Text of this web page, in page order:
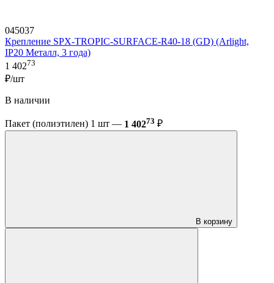
045037
Крепление SPX-TROPIC-SURFACE-R40-18 (GD) (Arlight,
IP20 Металл, 3 года)
1 40273
₽/шт
В наличии
Пакет (полиэтилен) 1 шт — 1 40273 ₽
В корзину